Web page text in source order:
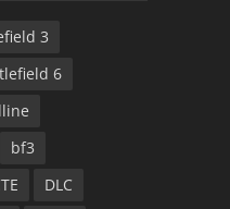
3
6
bf3
DLC